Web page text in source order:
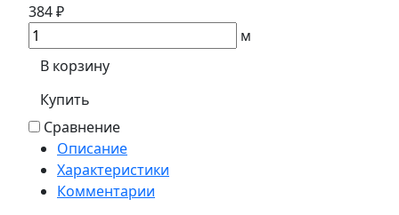
384 ₽
м
В корзину
Купить
Сравнение
Описание
Характеристики
Комментарии